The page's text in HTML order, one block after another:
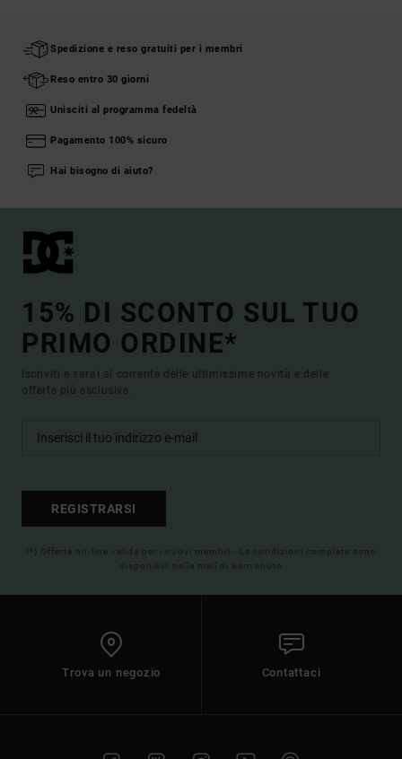
Spedizione e reso gratuiti per i membri
Reso entro 30 giorni
Unisciti al programma fedeltà
Pagamento 100% sicuro
Hai bisogno di aiuto?
15% DI SCONTO SUL TUO
PRIMO ORDINE*
Iscriviti e sarai al corrente delle ultimissime novità e delle
offerte più esclusive.
REGISTRARSI
(*) Offerta on-line valida per i nuovi membri - Le condizioni complete sono
disponibili nella mail di benvenuto
Trova un negozio Contattaci